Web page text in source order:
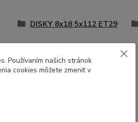
DISKY 8x18 5x112 ET29
Používaním našich stránok
cookies môžete zmeniť v